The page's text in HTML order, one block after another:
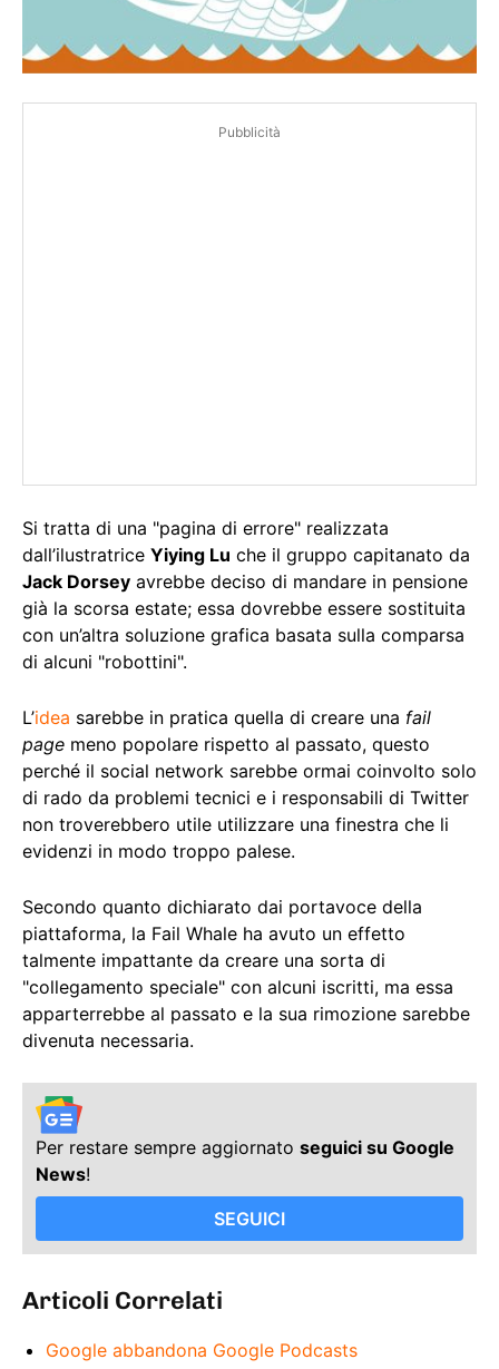
Pubblicità
Si tratta di una "pagina di errore" realizzata
dall’ilustratrice Yiying Lu che il gruppo capitanato da
Jack Dorsey avrebbe deciso di mandare in pensione
già la scorsa estate; essa dovrebbe essere sostituita
con un’altra soluzione grafica basata sulla comparsa
di alcuni "robottini".
L’idea sarebbe in pratica quella di creare una fail
page meno popolare rispetto al passato, questo
perché il social network sarebbe ormai coinvolto solo
di rado da problemi tecnici e i responsabili di Twitter
non troverebbero utile utilizzare una finestra che li
evidenzi in modo troppo palese.
Secondo quanto dichiarato dai portavoce della
piattaforma, la Fail Whale ha avuto un effetto
talmente impattante da creare una sorta di
"collegamento speciale" con alcuni iscritti, ma essa
apparterrebbe al passato e la sua rimozione sarebbe
divenuta necessaria.
Per restare sempre aggiornato seguici su Google
News!
SEGUICI
Articoli Correlati
Google abbandona Google Podcasts